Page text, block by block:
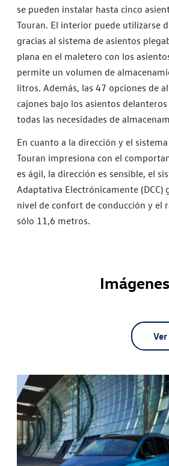
se pueden instalar hasta cinco
Touran. El interior puede utilizarse
gracias al sistema de asientos
plana en el maletero con los
permite un volumen de
litros. Además, las 47 opciones de
cajones bajo los asientos
todas las necesidades de
En cuanto a la dirección y el
Touran impresiona con el
es ágil, la dirección es sensible, el
Adaptativa Electrónicamente (DCC)
nivel de confort de conducción y el
sólo 11,6 metros.
Imágenes